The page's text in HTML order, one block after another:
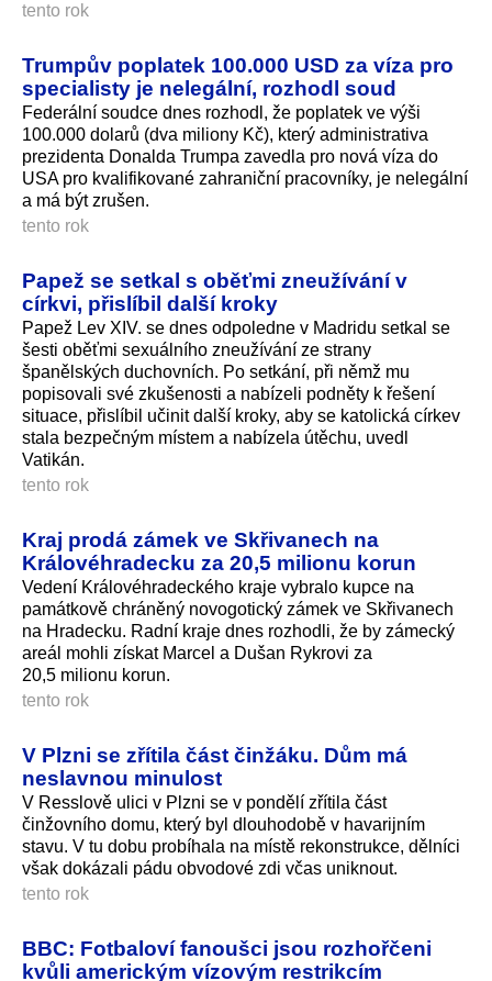
tento rok
Trumpův poplatek 100.000 USD za víza pro
specialisty je nelegální, rozhodl soud
Federální soudce dnes rozhodl, že poplatek ve výši
100.000 dolarů (dva miliony Kč), který administrativa
prezidenta Donalda Trumpa zavedla pro nová víza do
USA pro kvalifikované zahraniční pracovníky, je nelegální
a má být zrušen.
tento rok
Papež se setkal s oběťmi zneužívání v
církvi, přislíbil další kroky
Papež Lev XIV. se dnes odpoledne v Madridu setkal se
šesti oběťmi sexuálního zneužívání ze strany
španělských duchovních. Po setkání, při němž mu
popisovali své zkušenosti a nabízeli podněty k řešení
situace, přislíbil učinit další kroky, aby se katolická církev
stala bezpečným místem a nabízela útěchu, uvedl
Vatikán.
tento rok
Kraj prodá zámek ve Skřivanech na
Královéhradecku za 20,5 milionu korun
Vedení Královéhradeckého kraje vybralo kupce na
památkově chráněný novogotický zámek ve Skřivanech
na Hradecku. Radní kraje dnes rozhodli, že by zámecký
areál mohli získat Marcel a Dušan Rykrovi za
20,5 milionu korun.
tento rok
V Plzni se zřítila část činžáku. Dům má
neslavnou minulost
V Resslově ulici v Plzni se v pondělí zřítila část
činžovního domu, který byl dlouhodobě v havarijním
stavu. V tu dobu probíhala na místě rekonstrukce, dělníci
však dokázali pádu obvodové zdi včas uniknout.
tento rok
BBC: Fotbaloví fanoušci jsou rozhořčeni
kvůli americkým vízovým restrikcím